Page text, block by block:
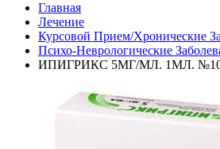
Главная
Лечение
Курсовой Прием/Хронические
Психо-Неврологические
ИПИГРИКС 5МГ/МЛ. 1МЛ.